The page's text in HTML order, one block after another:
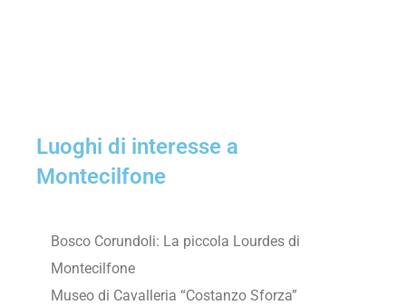
Luoghi di interesse a
Montecilfone
Bosco Corundoli: La piccola Lourdes di
Montecilfone
Museo di Cavalleria “Costanzo Sforza”